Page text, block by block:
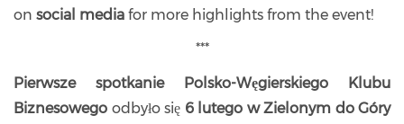
on social media for more highlights from the event!
***
Pierwsze spotkanie Polsko-Węgierskiego Klubu
Biznesowego odbyło się 6 lutego w Zielonym do Góry